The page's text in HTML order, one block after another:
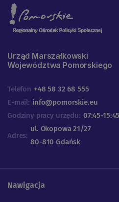
Urząd Marszałkowski
Województwa Pomorskiego
Telefon +48 58 32 68 555
E-mail: info@pomorskie.eu
Godziny pracy urzędu: 07:45-15:45
Adres:
ul. Okopowa 21/27
80-810 Gdańsk
Nawigacja